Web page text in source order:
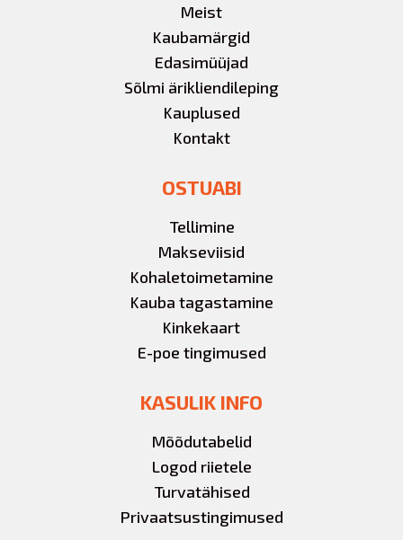
Meist
Kaubamärgid
Edasimüüjad
Sõlmi ärikliendileping
Kauplused
Kontakt
OSTUABI
Tellimine
Makseviisid
Kohaletoimetamine
Kauba tagastamine
Kinkekaart
E-poe tingimused
KASULIK INFO
Mõõdutabelid
Logod riietele
Turvatähised
Privaatsustingimused